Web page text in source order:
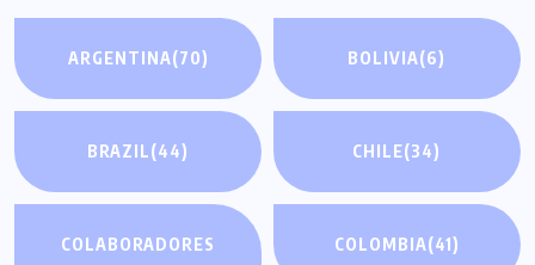
ARGENTINA(70) BOLIVIA(6)
BRAZIL(44) CHILE(34)
COLABORADORES
COLOMBIA(41)